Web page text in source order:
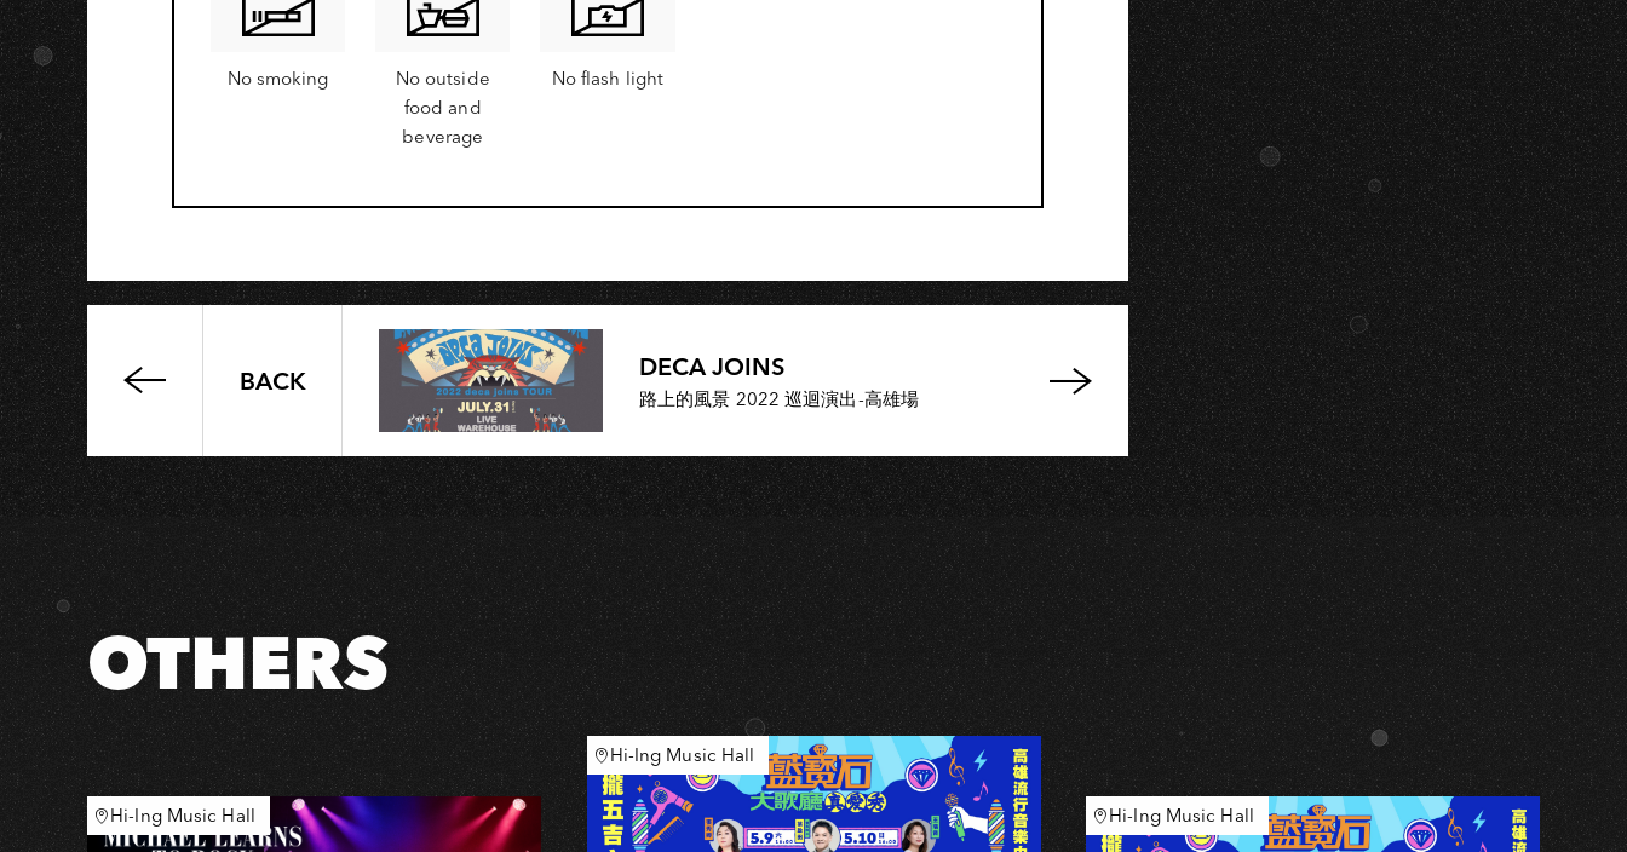
No smoking
No outside
food and
beverage
No flash light
市
內
湖
區
李
權
哲
金
曲
慶
功
演
唱
BACK DECA JOINS
路上的風景 2022 巡迴演出-高雄場
OTHERS
Hi-Ing Music Hall
Hi-Ing Music Hall
Hi-Ing Music Hall